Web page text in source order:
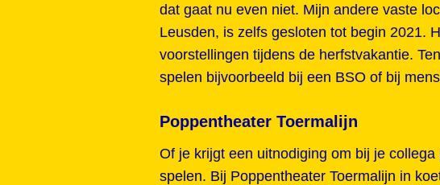
dat gaat nu even niet. Mijn andere vaste
Leusden, is zelfs gesloten tot begin 2021.
voorstellingen tijdens de herfstvakantie.
spelen bijvoorbeeld bij een BSO of bij
Poppentheater Toermalijn
Of je krijgt een uitnodiging om bij je
spelen. Bij Poppentheater Toermalijn in